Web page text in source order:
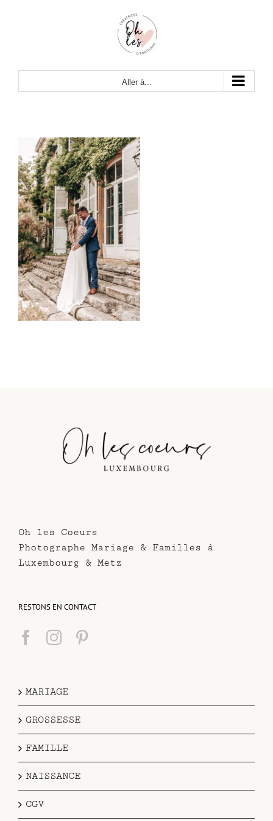
Aller à...
Oh les Coeurs
Photographe Mariage & Familles à
Luxembourg & Metz
RESTONS EN CONTACT
MARIAGE
GROSSESSE
FAMILLE
NAISSANCE
CGV